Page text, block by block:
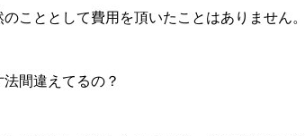
こととして費用を頂いたことはありません
間違えてるの？